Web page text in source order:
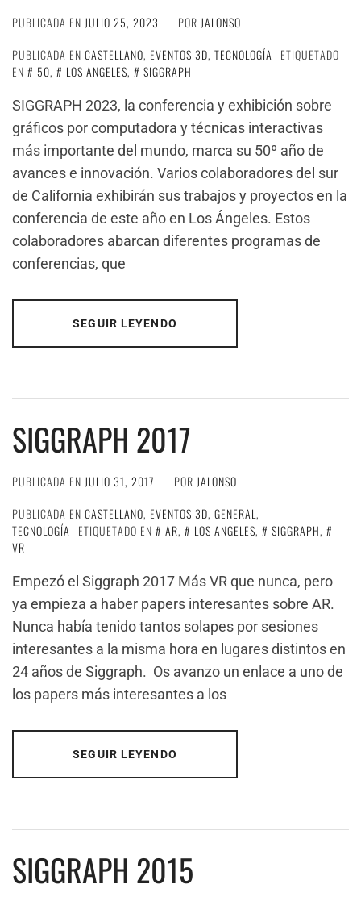
PUBLICADA EN JULIO 25, 2023 POR JALONSO
PUBLICADA EN CASTELLANO, EVENTOS 3D, TECNOLOGÍA
ETIQUETADO
EN
50, LOS ANGELES,
SIGGRAPH
SIGGRAPH 2023, la conferencia y exhibición sobre
gráficos por computadora y técnicas interactivas
más importante del mundo, marca su 50º año de
avances e innovación. Varios colaboradores del sur
de California exhibirán sus trabajos y proyectos en la
conferencia de este año en Los Ángeles. Estos
colaboradores abarcan diferentes programas de
conferencias, que
SEGUIR LEYENDO
SIGGRAPH 2017
PUBLICADA EN JULIO 31, 2017 POR JALONSO
PUBLICADA EN CASTELLANO, EVENTOS 3D, GENERAL,
TECNOLOGÍA
ETIQUETADO EN AR, LOS ANGELES, SIGGRAPH,
VR
Empezó el Siggraph 2017 Más VR que nunca, pero
ya empieza a haber papers interesantes sobre AR.
Nunca había tenido tantos solapes por sesiones
interesantes a la misma hora en lugares distintos en
24 años de Siggraph. Os avanzo un enlace a uno de
los papers más interesantes a los
SEGUIR LEYENDO
SIGGRAPH 2015